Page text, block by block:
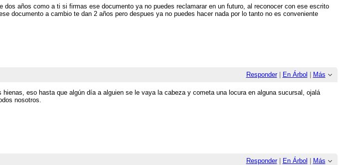
dos años como a ti si firmas ese documento ya no puedes reclamarar en un futuro, al reconocer con ese escrito
documento a cambio te dan 2 años pero despues ya no puedes hacer nada por lo tanto no es conveniente
Responder| En Árbol Más
eso hasta que algún día a alguien se le vaya la cabeza y cometa una locura en alguna sucursal, ojalá
nosotros.
Responder| En Árbol Más